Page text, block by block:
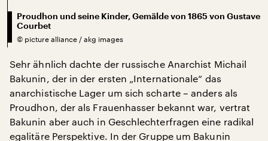
Proudhon und seine Kinder, Gemälde von 1865 von Gustave
Courbet
© picture alliance / akg images
Sehr ähnlich dachte der russische Anarchist Michail
Bakunin, der in der ersten „Internationale“ das
anarchistische Lager um sich scharte – anders als
Proudhon, der als Frauenhasser bekannt war, vertrat
Bakunin aber auch in Geschlechterfragen eine radikal
egalitäre Perspektive. In der Gruppe um Bakunin